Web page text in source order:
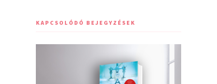
KAPCSOLÓDÓ BEJEGYZÉSEK